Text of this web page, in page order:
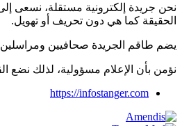
نحن جريدة إلكترونية مستقلة، نسعى
الحقيقة كما هي دون تحريف أو تهويل.
يضم طاقم الجريدة صحافيين ومراسلين
نؤمن بأن الإعلام مسؤولية، لذلك
https://infostanger.com